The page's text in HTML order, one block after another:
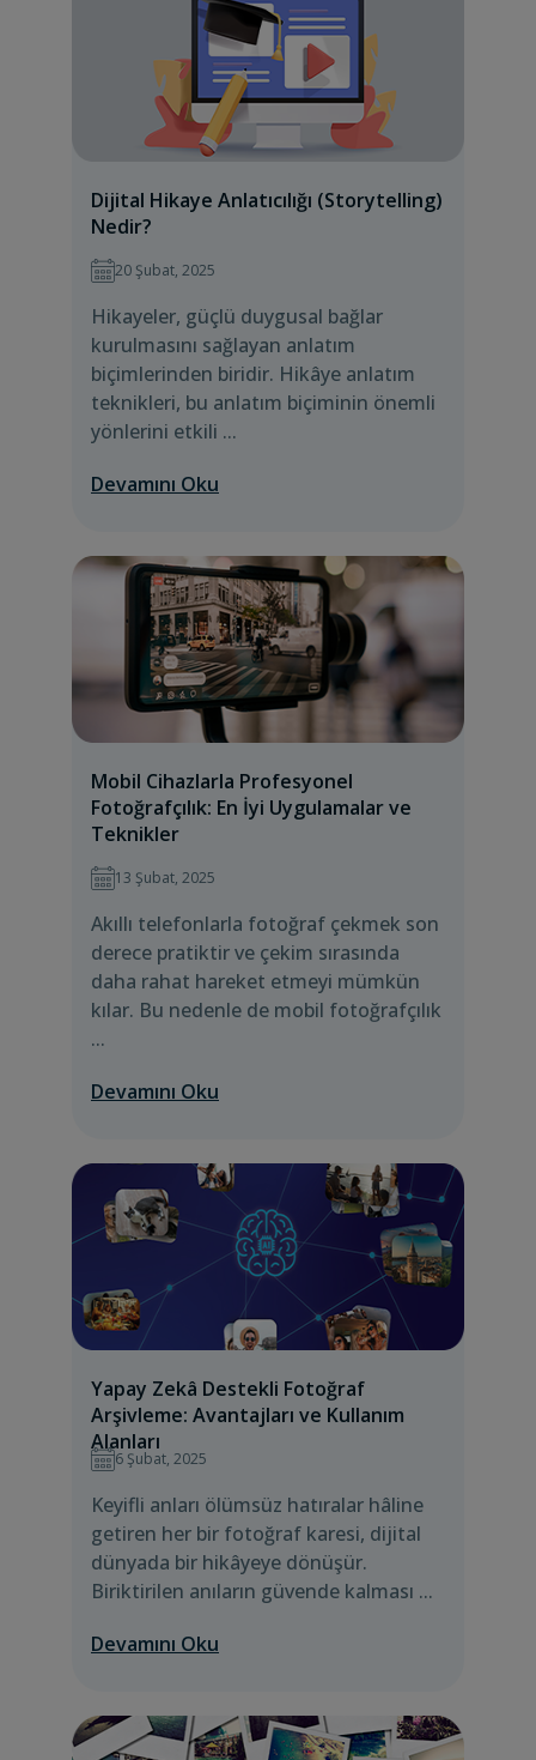
Dijital Hikaye Anlatıcılığı (Storytelling)
Nedir?
20 Şubat, 2025
Hikayeler, güçlü duygusal bağlar
kurulmasını sağlayan anlatım
biçimlerinden biridir. Hikâye anlatım
teknikleri, bu anlatım biçiminin önemli
yönlerini etkili ...
Devamını Oku
Mobil Cihazlarla Profesyonel
Fotoğrafçılık: En İyi Uygulamalar ve
Teknikler
13 Şubat, 2025
Akıllı telefonlarla fotoğraf çekmek son
derece pratiktir ve çekim sırasında
daha rahat hareket etmeyi mümkün
kılar. Bu nedenle de mobil fotoğrafçılık
...
Devamını Oku
Yapay Zekâ Destekli Fotoğraf
Arşivleme: Avantajları ve Kullanım
Alanları
6 Şubat, 2025
Keyifli anları ölümsüz hatıralar hâline
getiren her bir fotoğraf karesi, dijital
dünyada bir hikâyeye dönüşür.
Biriktirilen anıların güvende kalması ...
Devamını Oku